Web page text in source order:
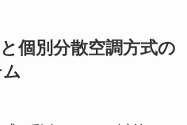
個別分散空調方式の